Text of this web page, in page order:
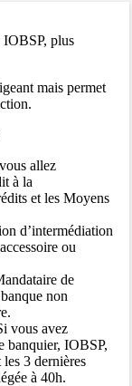
plus
mais permet
allez
à la
et les Moyens
d’intermédiation
ou
de
non
vous avez
banquier, IOBSP,
3 dernières
à 40h.